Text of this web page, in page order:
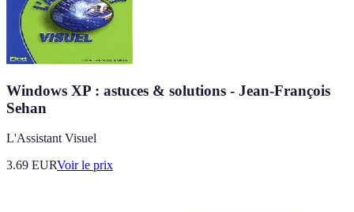
Windows XP : astuces & solutions - Jean-François
Sehan
L'Assistant Visuel
3.69 EURVoir le prix